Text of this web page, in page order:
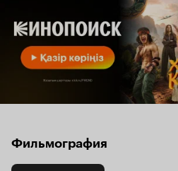
Фильмография